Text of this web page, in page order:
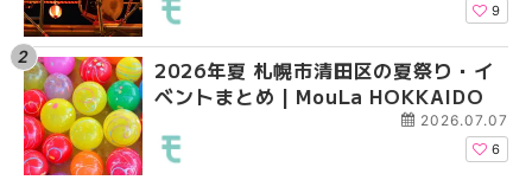
9
2026年夏 札幌市清田区の夏祭り・イ
ベントまとめ | MouLa HOKKAIDO
2026.07.07
6
2026年夏 札幌市白石
ベントまとめ |
2026年夏 札幌市北区
ントまとめ | MouLa